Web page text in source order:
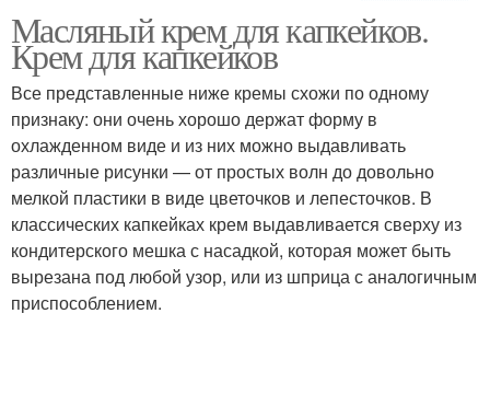
Заварной крем Сырный крем
Крем для капкейков
тирамису
Ванильные капкейки
Ягодный крем
Белково-масляный
крем
Масляный крем для капкейков.
Крем для капкейков
Все представленные ниже кремы схожи по одному
признаку: они очень хорошо держат форму в
охлажденном виде и из них можно выдавливать
различные рисунки — от простых волн до довольно
мелкой пластики в виде цветочков и лепесточков. В
классических капкейках крем выдавливается сверху из
кондитерского мешка с насадкой, которая может быть
вырезана под любой узор, или из шприца с аналогичным
приспособлением.